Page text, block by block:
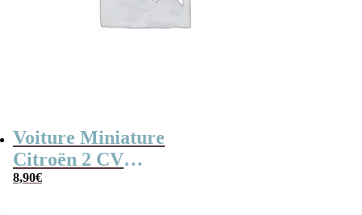
Voiture Miniature
Citroën 2 CV
Fourgonnette –
8,90€